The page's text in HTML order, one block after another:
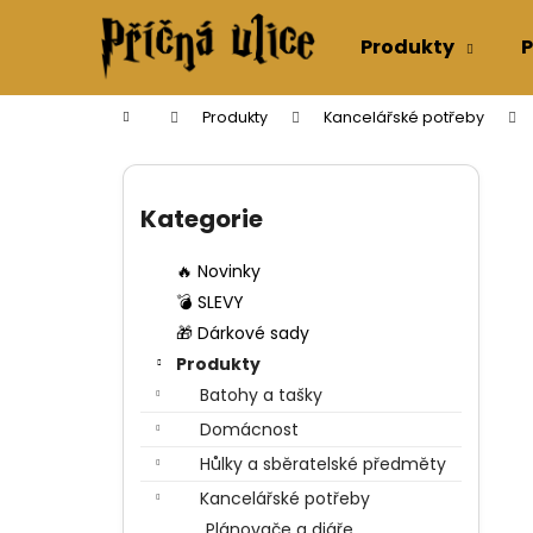
Produkty
Domů Produkty Kancelářské potřeby
kategorie
Kategorie
🔥 Novinky
💣 SLEVY
🎁 Dárkové sady
Produkty
Batohy a tašky
Domácnost
Hůlky a sběratelské předměty
Kancelářské potřeby
í
Zpět
do
Zpět
do